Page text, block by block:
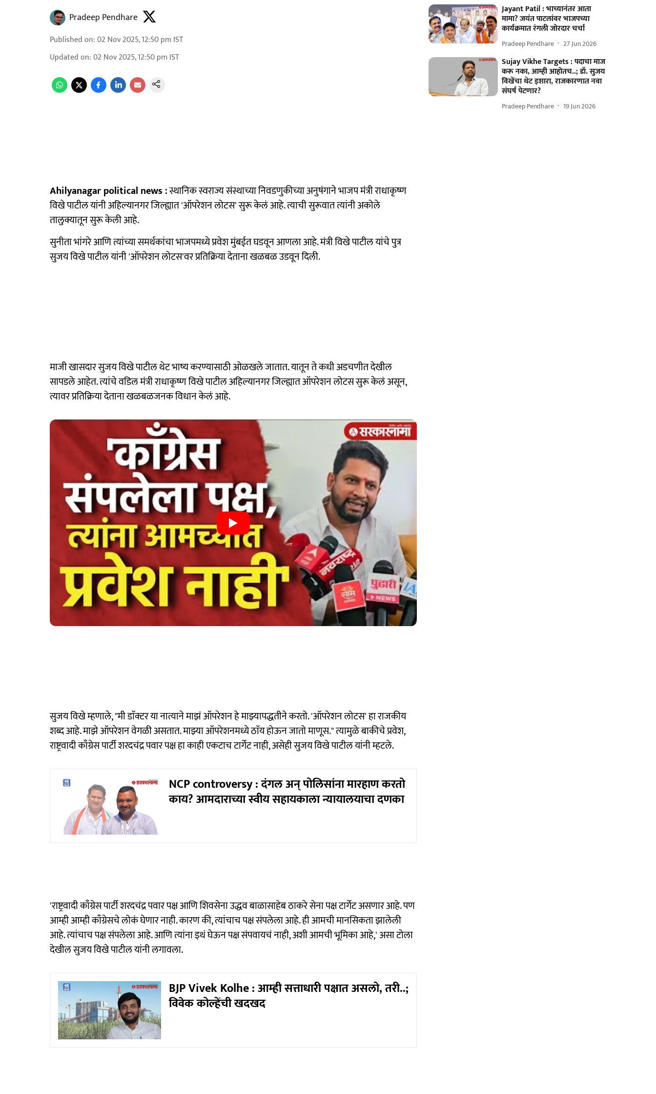
Pradeep Pendhare
Published on:02 Nov 2025, 12:50 pm IST
Updated on:02 Nov 2025, 12:50 pm IST
Ahilyanagar political news :स्थानिक स्वराज्य संस्थाच्या निवडणुकीच्या अनुषंगाने भाजप मंत्री राधाकृष्ण
विखे पाटील यांनी अहिल्यानगर जिल्ह्यात 'ऑपरेशन लोटस' सुरू केलं आहे. त्याची सुरूवात त्यांनी अकोले
तालुक्यातून सुरू केली आहे.
सुनीता भांगरे आणि त्यांच्या समर्थकांचा भाजपमध्ये प्रवेश मुंबईत घडवून आणला आहे. मंत्री विखे पाटील यांचे पुत्र
सुजय विखे पाटील यांनी 'ऑपरेशन लोटस'वर प्रतिक्रिया देताना खळबळ उडवून दिली.
माजी खासदार सुजय विखे पाटील थेट भाष्य करण्यासाठी ओळखले जातात. यातून ते कधी अडचणीत देखील
सापडले आहेत. त्यांचे वडिल मंत्री राधाकृष्ण विखे पाटील अहिल्यानगर जिल्ह्यात ऑपरेशन लोटस सुरू केलं असून,
त्यावर प्रतिक्रिया देताना खळबळजनक विधान केलं आहे.
सुजय विखे म्हणाले, "मी डाॅक्टर या नात्याने माझं ऑपरेशन हे माझ्यापद्धतीने करतो. 'ऑपरेशन लोटस' हा राजकीय
शब्द आहे. माझे ऑपरेशन वेगळी असतात. माझ्या ऑपरेशनमध्ये ठाॅय होऊन जातो माणूस." त्यामुळे बाकीचे प्रवेश,
राष्ट्रवादी काँग्रेस पार्टी शरदचंद्र पवार पक्ष हा काही एकटाच टार्गेट नाही, असेही सुजय विखे पाटील यांनी म्हटले.
NCP controversy : दंगल अन् पोलिसांना मारहाण करतो
काय? आमदाराच्या स्वीय सहायकाला न्यायालयाचा दणका
'राष्ट्रवादी काँग्रेस पार्टी शरदचंद्र पवार पक्ष आणि शिवसेना उद्धव बाळासाहेब ठाकरे सेना पक्ष टार्गेट असणार आहे. पण
आम्ही आम्ही काँग्रेसचे लोकं घेणार नाही. कारण की, त्यांचाच पक्ष संपलेला आहे. ही आमची मानसिकता झालेली
आहे. त्यांचाच पक्ष संपलेला आहे. आणि त्यांना इथं घेऊन पक्ष संपवायचं नाही, अशी आमची भूमिका आहे,' असा टोला
देखील सुजय विखे पाटील यांनी लगावला.
BJP Vivek Kolhe : आम्ही सत्ताधारी पक्षात असलो, तरी..;
विवेक कोल्हेंची खदखद
Jayant Patil : भाच्यानंतर आता
मामा? जयंत पाटलांवर भाजपच्या
कार्यक्रमात रंगली जोरदार चर्चा
Pradeep Pendhare 27 Jun 2026
Sujay Vikhe Targets : पदाचा माज
करू नका, आम्ही आहोतच..; डॉ. सुजय
विखेंचा थेट इशारा, राजकारणात नवा
संघर्ष पेटणार?
Pradeep Pendhare 19 Jun 2026